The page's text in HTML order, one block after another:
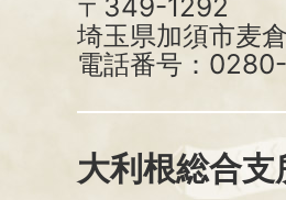
〒349-1292
埼玉県加須市麦
電話番号：0280-
大利根総合支